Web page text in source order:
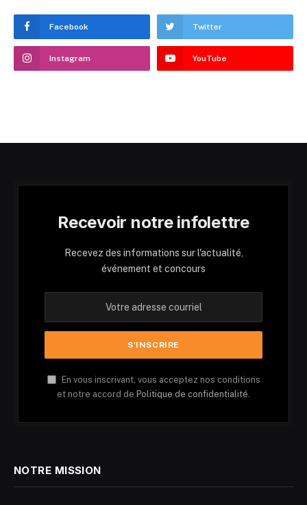
Facebook Twitter
Instagram YouTube
Recevoir notre infolettre
Recevez des informations sur l'actualité,
événement et concours
En vous inscrivant, vous acceptez nos conditions
et notre accord de Politique de confidentialité.
NOTRE MISSION